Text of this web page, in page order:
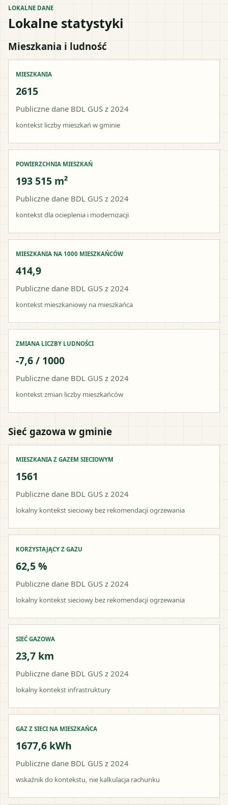
LOKALNE DANE
Lokalne statystyki
Mieszkania i ludność
MIESZKANIA
2615
Publiczne dane BDL GUS z 2024
kontekst liczby mieszkań w gminie
POWIERZCHNIA MIESZKAŃ
193 515 m²
Publiczne dane BDL GUS z 2024
kontekst dla ocieplenia i modernizacji
MIESZKANIA NA 1000 MIESZKAŃCÓW
414,9
Publiczne dane BDL GUS z 2024
kontekst mieszkaniowy na mieszkańca
ZMIANA LICZBY LUDNOŚCI
-7,6 / 1000
Publiczne dane BDL GUS z 2024
kontekst zmian liczby mieszkańców
Sieć gazowa w gminie
MIESZKANIA Z GAZEM SIECIOWYM
1561
Publiczne dane BDL GUS z 2024
lokalny kontekst sieciowy bez rekomendacji ogrzewania
KORZYSTAJĄCY Z GAZU
62,5 %
Publiczne dane BDL GUS z 2024
lokalny kontekst sieciowy bez rekomendacji ogrzewania
SIEĆ GAZOWA
23,7 km
Publiczne dane BDL GUS z 2024
lokalny kontekst infrastruktury
GAZ Z SIECI NA MIESZKAŃCA
1677,6 kWh
Publiczne dane BDL GUS z 2024
wskaźnik do kontekstu, nie kalkulacja rachunku